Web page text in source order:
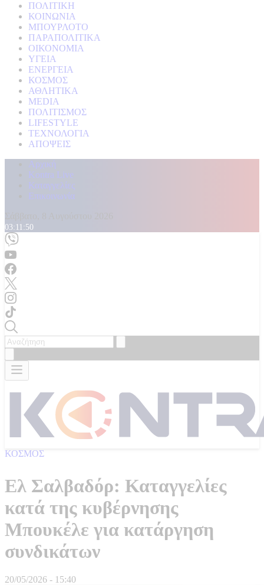
ΠΟΛΙΤΙΚΗ
ΚΟΙΝΩΝΙΑ
ΜΠΟΥΡΛΟΤΟ
ΠΑΡΑΠΟΛΙΤΙΚΑ
ΟΙΚΟΝΟΜΙΑ
ΥΓΕΙΑ
ΕΝΕΡΓΕΙΑ
ΚΟΣΜΟΣ
ΑΘΛΗΤΙΚΑ
MEDIA
ΠΟΛΙΤΙΣΜΟΣ
LIFESTYLE
ΤΕΧΝΟΛΟΓΙΑ
ΑΠΟΨΕΙΣ
Αρχική
Kontra Live
Καταγγελίες
Επικοινωνία
03:11:51
ΚΟΣΜΟΣ
Ελ Σαλβαδόρ: Καταγγελίες
κατά της κυβέρνησης
Μπουκέλε για κατάργηση
συνδικάτων
20/05/2026 - 15:40